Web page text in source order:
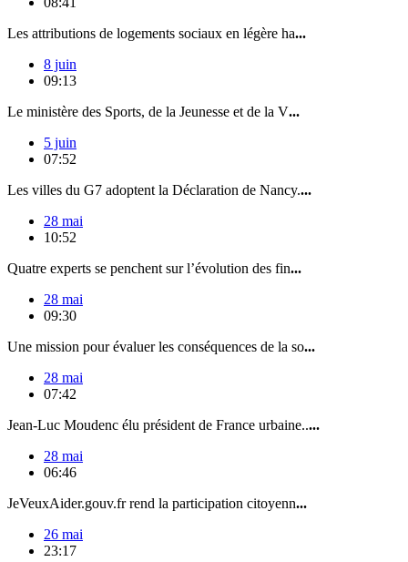
Les attributions de logements sociaux en légère ha...
8 juin
09:13
Le ministère des Sports, de la Jeunesse et de la V...
5 juin
07:52
Les villes du G7 adoptent la Déclaration de Nancy....
28 mai
10:52
Quatre experts se penchent sur l’évolution des fin...
28 mai
09:30
Une mission pour évaluer les conséquences de la so...
28 mai
07:42
Jean-Luc Moudenc élu président de France urbaine.....
28 mai
06:46
JeVeuxAider.gouv.fr rend la participation citoyenn...
26 mai
23:17